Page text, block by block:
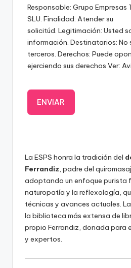
Responsable: Grupo Empresas
SLU. Finalidad: Atender su
solicitúd. Legitimación: Usted
información. Destinatarios: No
terceros. Derechos: Puede
ejerciendo sus derechos Ver:
La ESPS honra la tradición del
Ferrandiz, padre del
adoptando un enfoque purista
naturopatía y la reflexología,
técnicas y avances actuales.
la biblioteca más extensa de
propio Ferrandiz, donada para
y expertos.